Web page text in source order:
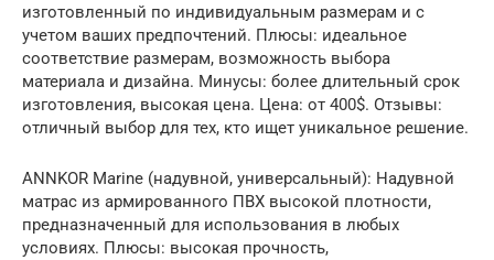
изготовленный по индивидуальным размерам и с
учетом ваших предпочтений. Плюсы: идеальное
соответствие размерам, возможность выбора
материала и дизайна. Минусы: более длительный срок
изготовления, высокая цена. Цена: от 400$. Отзывы:
отличный выбор для тех, кто ищет уникальное решение.
ANNKOR Marine (надувной, универсальный): Надувной
матрас из армированного ПВХ высокой плотности,
предназначенный для использования в любых
условиях. Плюсы: высокая прочность,